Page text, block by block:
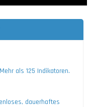
Mehr als 125 Indikatoren.
dauerhaftes